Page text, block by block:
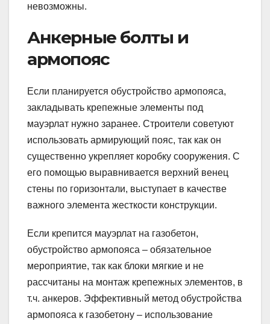
невозможны.
Анкерные болты и
армопояс
Если планируется обустройство армопояса,
закладывать крепежные элементы под
мауэрлат нужно заранее. Строители советуют
использовать армирующий пояс, так как он
существенно укрепляет коробку сооружения. С
его помощью выравнивается верхний венец
стены по горизонтали, выступает в качестве
важного элемента жесткости конструкции.
Если крепится мауэрлат на газобетон,
обустройство армопояса – обязательное
мероприятие, так как блоки мягкие и не
рассчитаны на монтаж крепежных элементов, в
т.ч. анкеров. Эффективный метод обустройства
армопояса к газобетону – использование